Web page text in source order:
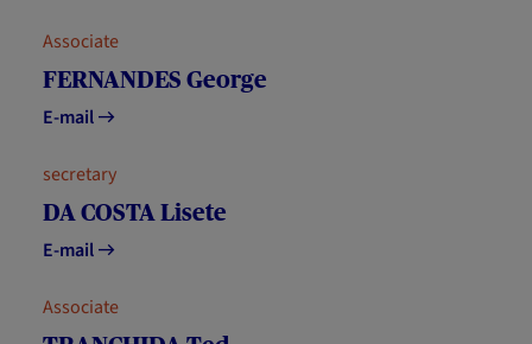
Associate
FERNANDES George
E-mail
secretary
DA COSTA Lisete
E-mail
Associate